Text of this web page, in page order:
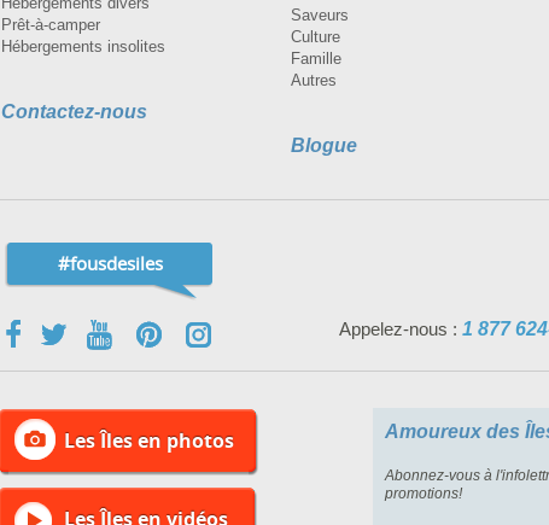
Prêt-à-camper
Hébergements insolites
Contactez-nous
Saveurs
Culture
Famille
Autres
Blogue
#fousdesiles
Appelez-nous : 1 877
Les Îles en photos
Les Îles en vidéos
Amoureux des
Abonnez-vous à
promotions!